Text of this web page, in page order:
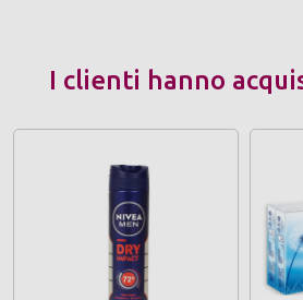
I clienti hanno